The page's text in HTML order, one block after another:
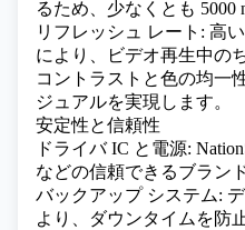
るため、少なくとも 5000
リフレッシュ レート: 高
により、ビデオ再生中の
コントラストと色の均一
ジュアルを実現します。
安定性と信頼性
ドライバ IC と電源:
などの信頼できるブラン
バックアップ システム:
より、ダウンタイムを防